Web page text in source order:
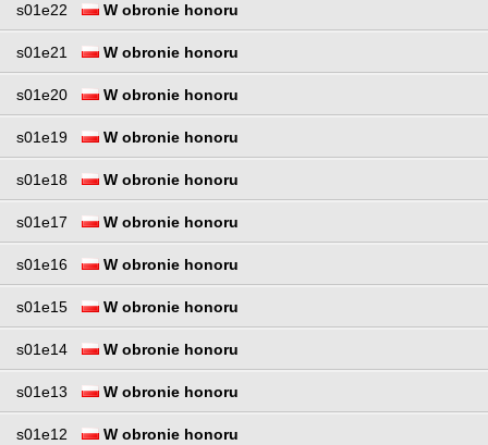
s01e22 W obronie honoru
s01e21 W obronie honoru
s01e20 W obronie honoru
s01e19 W obronie honoru
s01e18 W obronie honoru
s01e17 W obronie honoru
s01e16 W obronie honoru
s01e15 W obronie honoru
s01e14 W obronie honoru
s01e13 W obronie honoru
s01e12 W obronie honoru